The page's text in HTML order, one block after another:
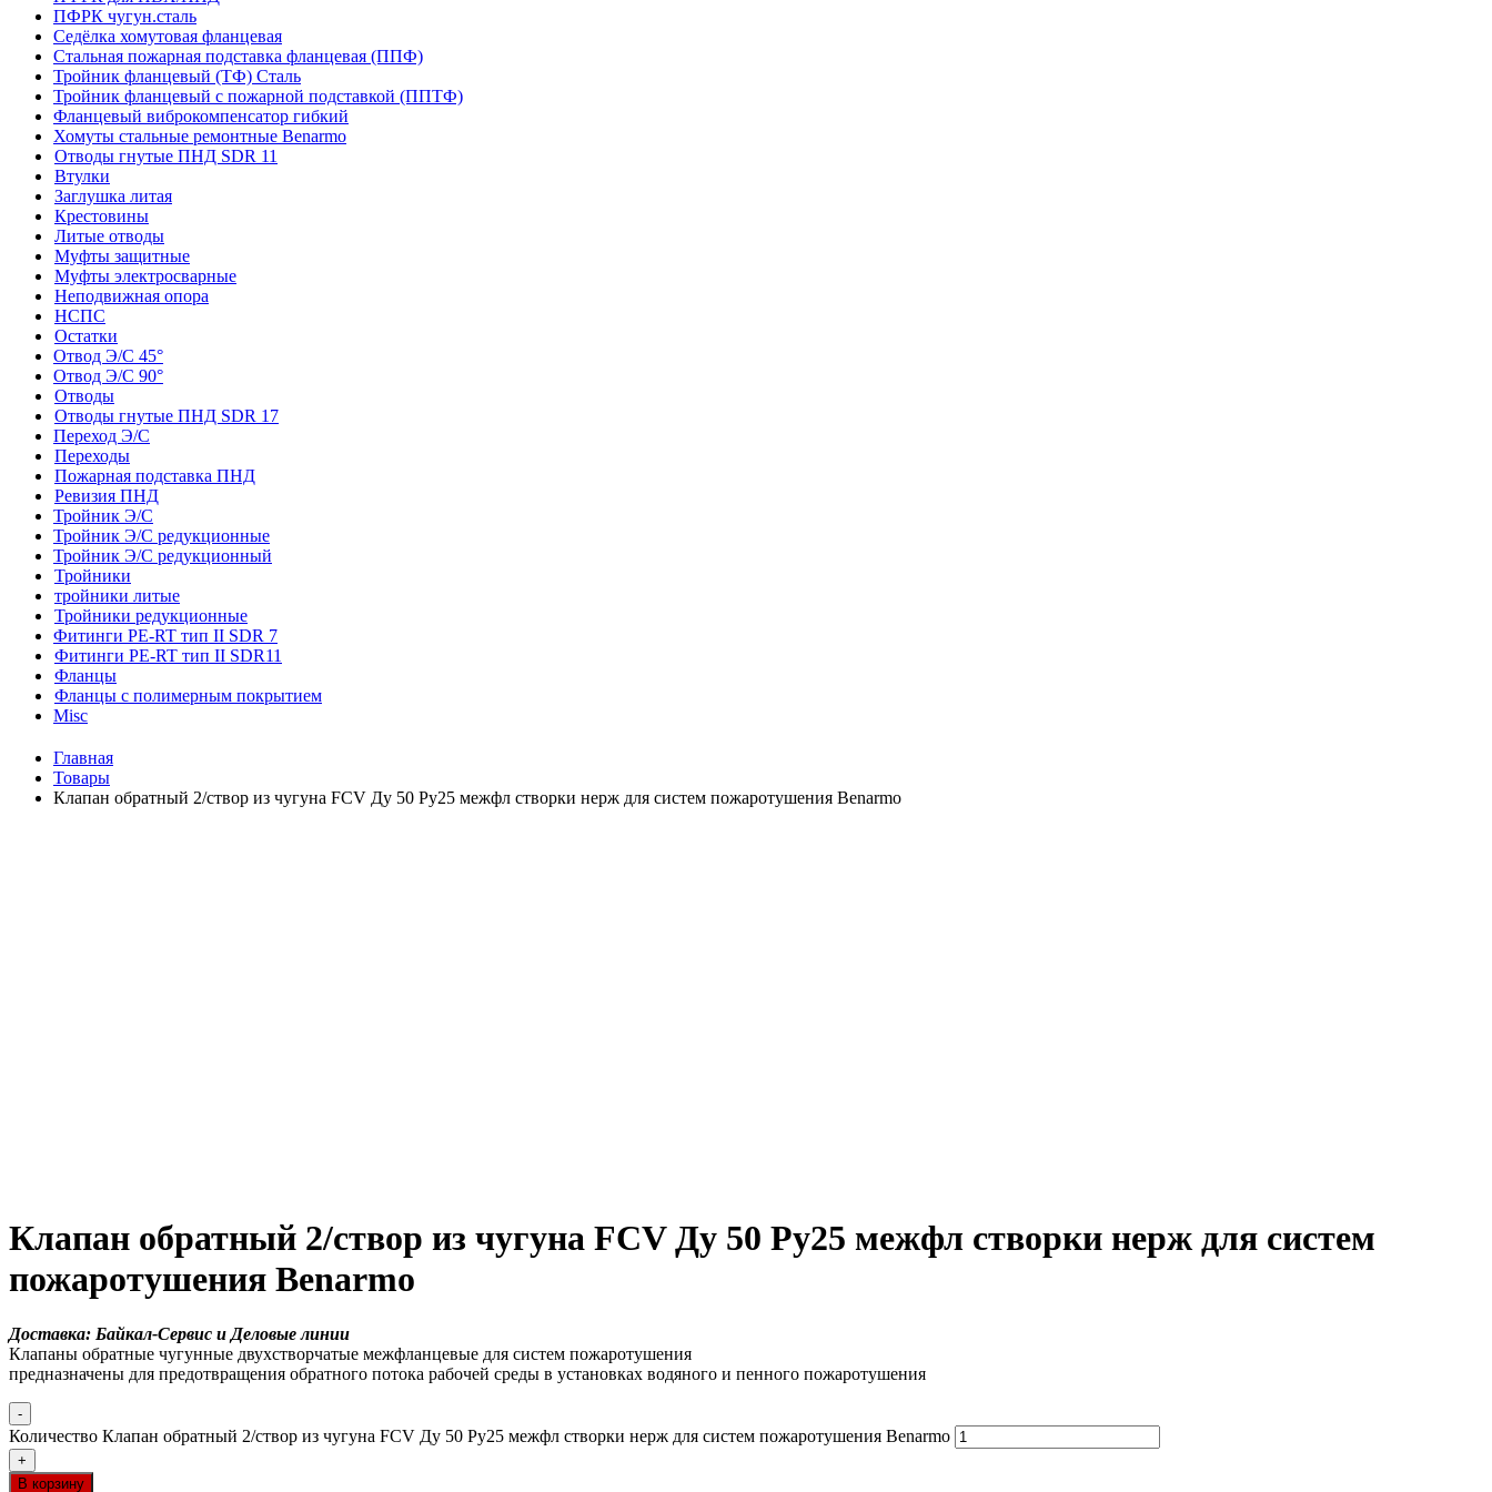
ПФРК чугун.сталь
Седёлка хомутовая фланцевая
Стальная пожарная подставка фланцевая (ППФ)
Тройник фланцевый (ТФ) Сталь
Тройник фланцевый с пожарной подставкой (ППТФ)
Фланцевый виброкомпенсатор гибкий
Хомуты стальные ремонтные Benarmo
Отводы гнутые ПНД SDR 11
Втулки
Заглушка литая
Крестовины
Литые отводы
Муфты защитные
Муфты электросварные
Неподвижная опора
НСПС
Остатки
Отвод Э/С 45°
Отвод Э/С 90°
Отводы
Отводы гнутые ПНД SDR 17
Переход Э/С
Переходы
Пожарная подставка ПНД
Ревизия ПНД
Тройник Э/С
Тройник Э/С редукционные
Тройник Э/С редукционный
Тройники
тройники литые
Тройники редукционные
Фитинги PE-RT тип II SDR 7
Фитинги PE-RT тип II SDR11
Фланцы
Фланцы с полимерным покрытием
Misc
Главная
Товары
Клапан обратный 2/створ из чугуна FCV Ду 50 Ру25 межфл створки нерж для систем пожаротушения Benarmo
Клапан обратный 2/створ из чугуна FCV Ду 50 Ру25 межфл створки нерж для систем
пожаротушения Benarmo
Доставка: Байкал-Сервис и Деловые линии
Клапаны обратные чугунные двухстворчатые межфланцевые для систем пожаротушения
предназначены для предотвращения обратного потока рабочей среды в установках водяного и пенного пожаротушения
-
Количество Клапан обратный 2/створ из чугуна FCV Ду 50 Ру25 межфл створки нерж для систем пожаротушения Benarmo
+
В корзину